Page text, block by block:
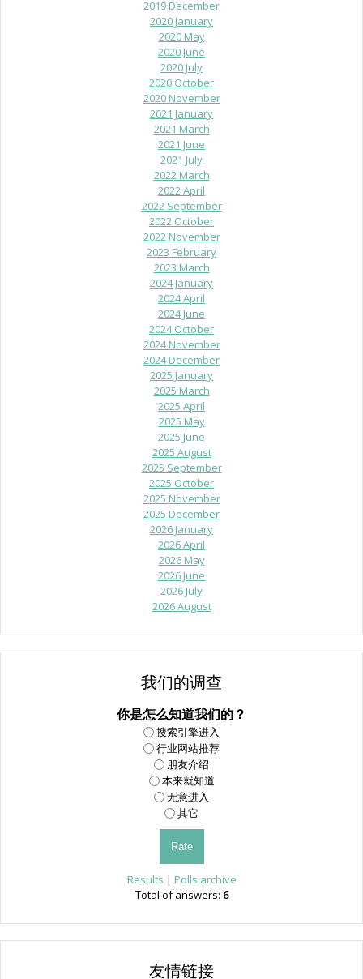
2019 December
2020 January
2020 May
2020 June
2020 July
2020 October
2020 November
2021 January
2021 March
2021 June
2021 July
2022 March
2022 April
2022 September
2022 October
2022 November
2023 February
2023 March
2024 January
2024 April
2024 June
2024 October
2024 November
2024 December
2025 January
2025 March
2025 April
2025 May
2025 June
2025 August
2025 September
2025 October
2025 November
2025 December
2026 January
2026 April
2026 May
2026 June
2026 July
2026 August
我们的调查
你是怎么知道我们的？
搜索引擎进入
行业网站推荐
朋友介绍
本来就知道
无意进入
其它
Results | Polls archive
Total of answers: 6
友情链接